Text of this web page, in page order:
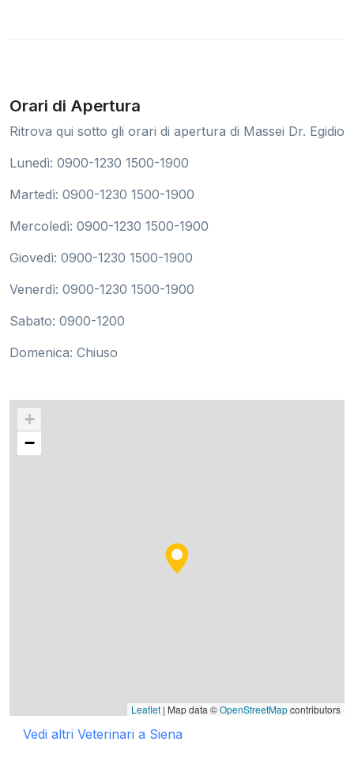
Orari di Apertura
Ritrova qui sotto gli orari di apertura di Massei Dr. Egidio
Lunedì: 0900-1230 1500-1900
Martedì: 0900-1230 1500-1900
Mercoledì: 0900-1230 1500-1900
Giovedì: 0900-1230 1500-1900
Venerdì: 0900-1230 1500-1900
Sabato: 0900-1200
Domenica: Chiuso
+
−
Leaflet | Map data ©OpenStreetMapcontributors
Vedi altri Veterinari a Siena